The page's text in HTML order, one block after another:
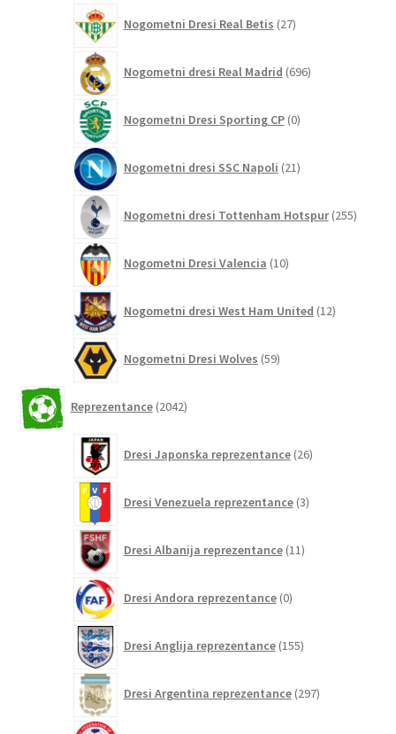
Nogometni Dresi Real Betis 27izdelkov
Nogometni dresi Real Madrid 696izdelkov
Nogometni Dresi Sporting CP 0izdelkov
Nogometni dresi SSC Napoli 21izdelkov
Nogometni dresi Tottenham Hotspur 255
Nogometni Dresi Valencia 10izdelkov
Nogometni dresi West Ham United 12izdelkov
Nogometni Dresi Wolves 59izdelkov
Reprezentance 2042izdelkov
Dresi Japonska reprezentance 26izdelkov
Dresi Venezuela reprezentance 3izdelki
Dresi Albanija reprezentance 11izdelkov
Dresi Andora reprezentance 0izdelkov
Dresi Anglija reprezentance 155izdelkov
Dresi Argentina reprezentance 297izdelkov